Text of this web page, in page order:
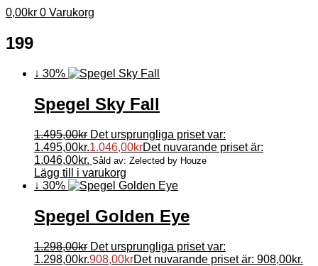
0,00kr 0 Varukorg
199
↓ 30%
Spegel Sky Fall
1.495,00kr Det ursprungliga priset var:
1.495,00kr.1.046,00krDet nuvarande priset är:
1.046,00kr. Såld av: Zelected by Houze
Lägg till i varukorg
↓ 30%
Spegel Golden Eye
1.298,00kr Det ursprungliga priset var:
1.298,00kr.908,00krDet nuvarande priset är: 908,00kr.